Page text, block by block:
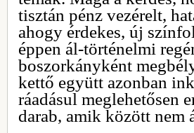
tisztán pénz vezérelt,
ahogy érdekes, új
éppen ál-történelmi
boszorkányként
kettő együtt azonban
ráadásul meglehetősen
darab, amik között